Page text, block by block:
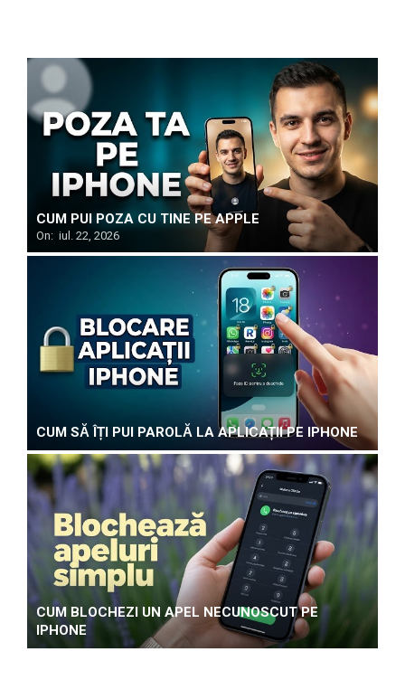
CUM PUI POZA CU TINE PE APPLE
On: iul. 22, 2026
CUM SĂ ÎȚI PUI PAROLĂ LA APLICAȚII PE IPHONE
CUM BLOCHEZI UN APEL NECUNOSCUT PE
IPHONE